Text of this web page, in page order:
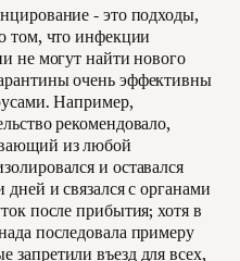
- это подходы,
том, что инфекции
не могут найти нового
очень эффективны
Например,
рекомендовало,
из любой
и оставался
и связался с органами
после прибытия; хотя в
последовала примеру
въезд для всех,